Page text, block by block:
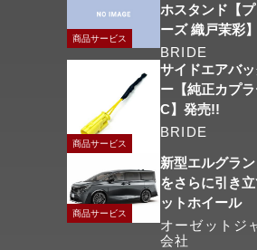
商品サービス
ホスタンド【
ーズ 織戸茉彩
BRIDE
商品サービス
サイドエアバ
ー【純正カプ
C】発売!!
BRIDE
商品サービス
新型エルグラ
をさらに引き
ットホイール
オーゼットジ
会社